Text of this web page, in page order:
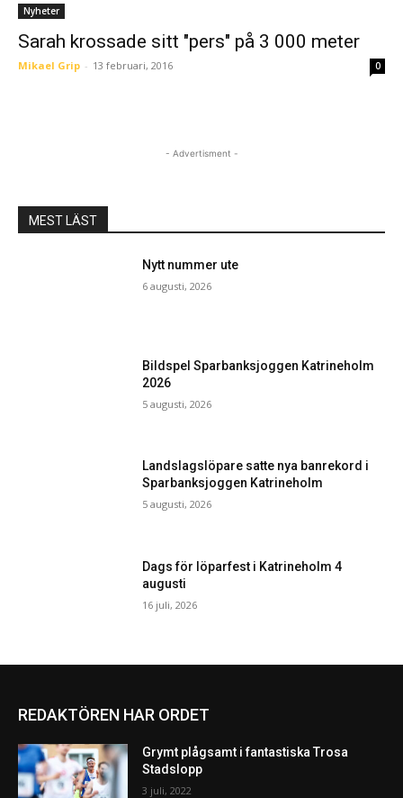
Nyheter
Sarah krossade sitt "pers" på 3 000 meter
Mikael Grip - 13 februari, 2016 0
- Advertisment -
MEST LÄST
Nytt nummer ute
6 augusti, 2026
Bildspel Sparbanksjoggen Katrineholm
2026
5 augusti, 2026
Landslagslöpare satte nya banrekord i
Sparbanksjoggen Katrineholm
5 augusti, 2026
Dags för löparfest i Katrineholm 4
augusti
16 juli, 2026
REDAKTÖREN HAR ORDET
Grymt plågsamt i fantastiska Trosa
Stadslopp
3 juli, 2022